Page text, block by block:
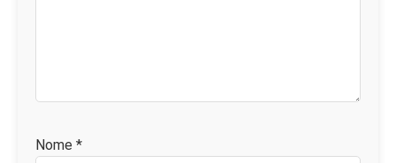
Nome *